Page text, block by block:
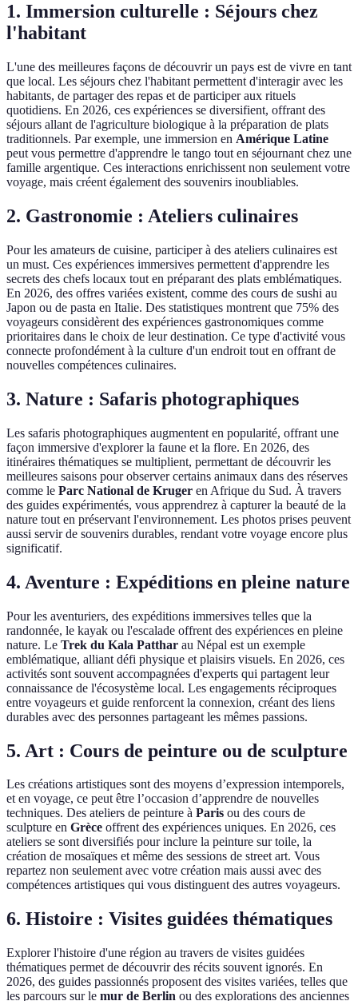
1. Immersion culturelle : Séjours chez
l'habitant
L'une des meilleures façons de découvrir un pays est de vivre en tant
que local. Les séjours chez l'habitant permettent d'interagir avec les
habitants, de partager des repas et de participer aux rituels
quotidiens. En 2026, ces expériences se diversifient, offrant des
séjours allant de l'agriculture biologique à la préparation de plats
traditionnels. Par exemple, une immersion en Amérique Latine
peut vous permettre d'apprendre le tango tout en séjournant chez une
famille argentique. Ces interactions enrichissent non seulement votre
voyage, mais créent également des souvenirs inoubliables.
2. Gastronomie : Ateliers culinaires
Pour les amateurs de cuisine, participer à des ateliers culinaires est
un must. Ces expériences immersives permettent d'apprendre les
secrets des chefs locaux tout en préparant des plats emblématiques.
En 2026, des offres variées existent, comme des cours de sushi au
Japon ou de pasta en Italie. Des statistiques montrent que 75% des
voyageurs considèrent des expériences gastronomiques comme
prioritaires dans le choix de leur destination. Ce type d'activité vous
connecte profondément à la culture d'un endroit tout en offrant de
nouvelles compétences culinaires.
3. Nature : Safaris photographiques
Les safaris photographiques augmentent en popularité, offrant une
façon immersive d'explorer la faune et la flore. En 2026, des
itinéraires thématiques se multiplient, permettant de découvrir les
meilleures saisons pour observer certains animaux dans des réserves
comme le Parc National de Kruger en Afrique du Sud. À travers
des guides expérimentés, vous apprendrez à capturer la beauté de la
nature tout en préservant l'environnement. Les photos prises peuvent
aussi servir de souvenirs durables, rendant votre voyage encore plus
significatif.
4. Aventure : Expéditions en pleine nature
Pour les aventuriers, des expéditions immersives telles que la
randonnée, le kayak ou l'escalade offrent des expériences en pleine
nature. Le Trek du Kala Patthar au Népal est un exemple
emblématique, alliant défi physique et plaisirs visuels. En 2026, ces
activités sont souvent accompagnées d'experts qui partagent leur
connaissance de l'écosystème local. Les engagements réciproques
entre voyageurs et guide renforcent la connexion, créant des liens
durables avec des personnes partageant les mêmes passions.
5. Art : Cours de peinture ou de sculpture
Les créations artistiques sont des moyens d’expression intemporels,
et en voyage, ce peut être l’occasion d’apprendre de nouvelles
techniques. Des ateliers de peinture à Paris ou des cours de
sculpture en Grèce offrent des expériences uniques. En 2026, ces
ateliers se sont diversifiés pour inclure la peinture sur toile, la
création de mosaïques et même des sessions de street art. Vous
repartez non seulement avec votre création mais aussi avec des
compétences artistiques qui vous distinguent des autres voyageurs.
6. Histoire : Visites guidées thématiques
Explorer l'histoire d'une région au travers de visites guidées
thématiques permet de découvrir des récits souvent ignorés. En
2026, des guides passionnés proposent des visites variées, telles que
les parcours sur le mur de Berlin ou des explorations des anciennes